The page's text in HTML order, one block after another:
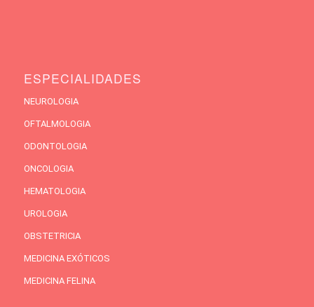
ESPECIALIDADES
NEUROLOGIA
OFTALMOLOGIA
ODONTOLOGIA
ONCOLOGIA
HEMATOLOGIA
UROLOGIA
OBSTETRICIA
MEDICINA EXÓTICOS
MEDICINA FELINA